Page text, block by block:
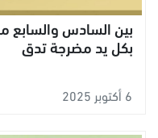
بين السادس والسابع
بكل يد مضرجة تدق
6 أكتوبر 2025